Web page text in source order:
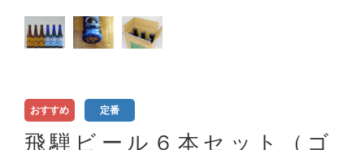
おすすめ 定番
飛騨ビール６本セット（ゴ